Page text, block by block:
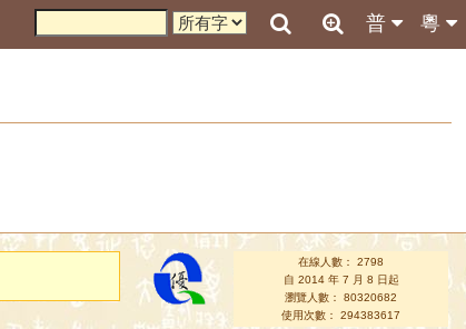
粵
普
在線人數： 2798
自 2014 年 7 月 8 日起
瀏覽人數： 80320682
使用次數： 294383617